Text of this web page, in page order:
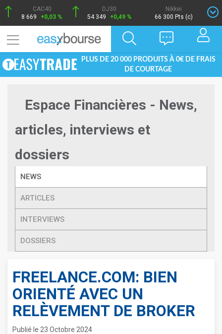
CAC40
8 669
+0,03 %
DJ30
54 349
+0,49 %
Nikkei
66 300 Pts (c)
PLUS DE 20 000 PRODUITS À 0€ DE FRAIS
DE COURTAGE
Espace Financières - News,
articles, interviews et
dossiers
NEWS
ARTICLES
INTERVIEWS
DOSSIERS
FREELANCE.COM: BIEN
ORIENTÉ AVEC UN
RELÈVEMENT DE BROKER
Publié le 23 Octobre 2024